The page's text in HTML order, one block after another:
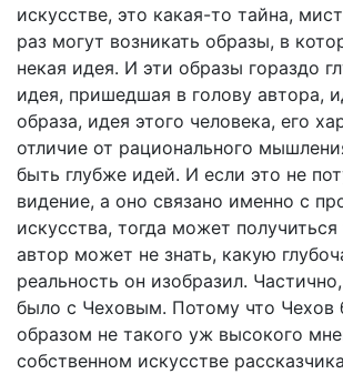
искусстве, это какая-то тайна,
раз могут возникать образы, в
некая идея. И эти образы гораздо
идея, пришедшая в голову автора,
образа, идея этого человека, его
отличие от рационального
быть глубже идей. И если это не
видение, а оно связано именно с
искусства, тогда может
автор может не знать, какую
реальность он изобразил.
было с Чеховым. Потому что Чехов
образом не такого уж высокого
собственном искусстве